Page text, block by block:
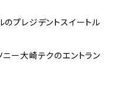
プレジデントスイートル
ー大崎テクのエントラン